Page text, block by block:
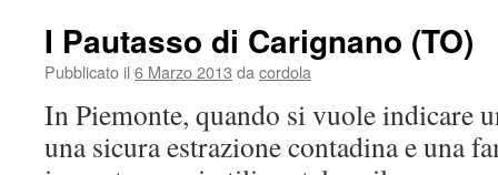
I Pautasso di Carignano (TO)
Pubblicato il 6 Marzo 2013 da cordola
In Piemonte, quando si vuole indicare
una sicura estrazione contadina e una